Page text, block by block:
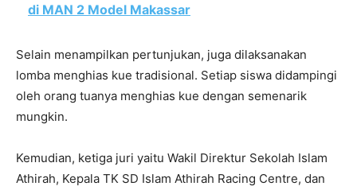
di MAN 2 Model Makassar
Selain menampilkan pertunjukan, juga dilaksanakan
lomba menghias kue tradisional. Setiap siswa didampingi
oleh orang tuanya menghias kue dengan semenarik
mungkin.
Kemudian, ketiga juri yaitu Wakil Direktur Sekolah Islam
Athirah, Kepala TK SD Islam Athirah Racing Centre, dan